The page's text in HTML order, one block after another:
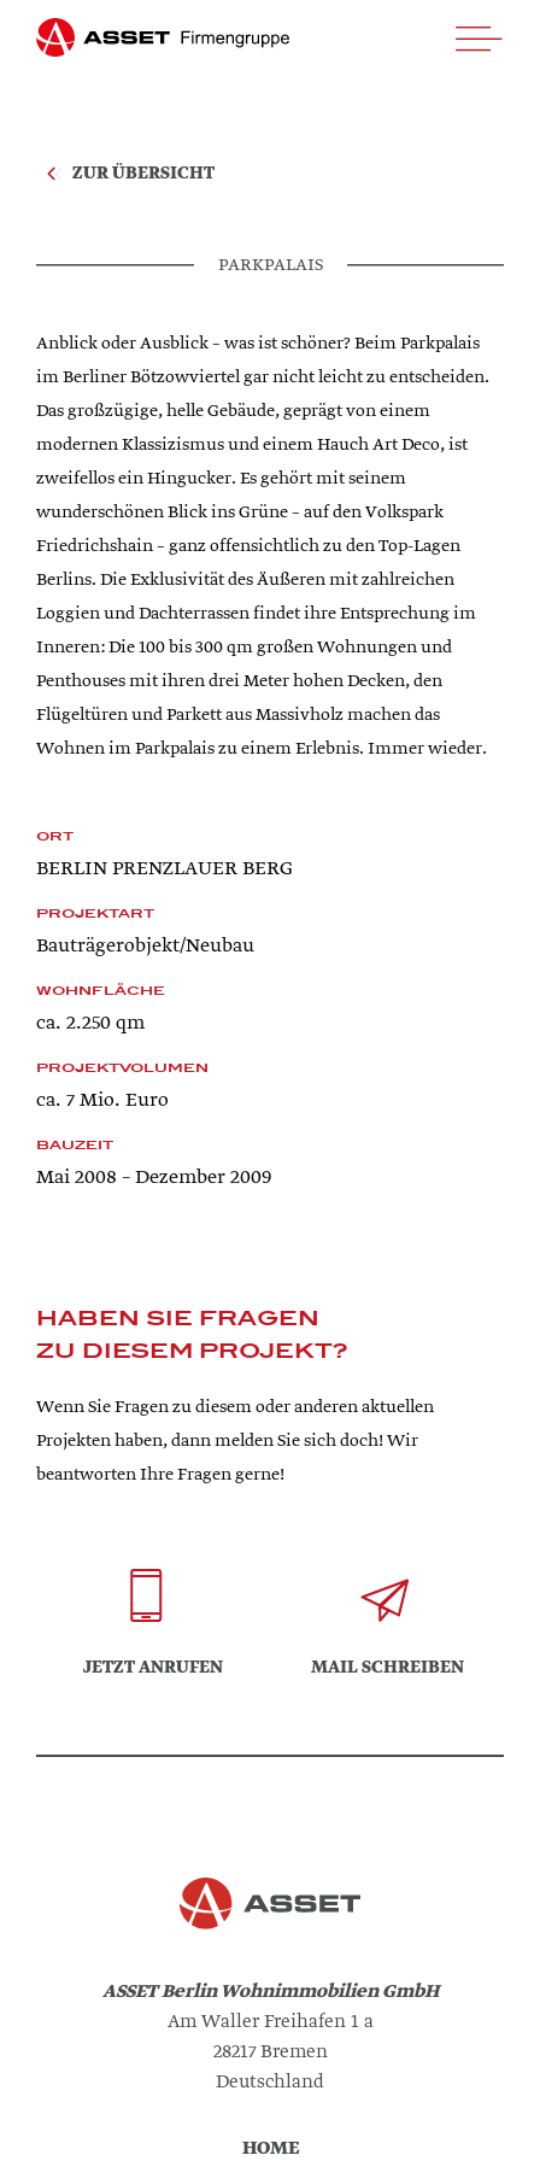
HOME
PROJEKTE
KUNDEN LOGIN
KONTAKT
ZUR ÜBERSICHT
PARKPALAIS
ORT
BERLIN PRENZLAUER BERG
PROJEKTART
Bauträgerobjekt/Neubau
WOHNFLÄCHE
ca. 2.250 qm
PROJEKTVOLUMEN
ca. 7 Mio. Euro
BAUZEIT
Mai 2008 – Dezember 2009
Anblick oder Ausblick – was ist schöner? Beim Parkpalais
im Berliner Bötzowviertel gar nicht leicht zu entscheiden.
Das großzügige, helle Gebäude, geprägt von einem
modernen Klassizismus und einem Hauch Art Deco, ist
zweifellos ein Hingucker. Es gehört mit seinem
wunderschönen Blick ins Grüne – auf den Volkspark
Friedrichshain – ganz offensichtlich zu den Top-Lagen
Berlins. Die Exklusivität des Äußeren mit zahlreichen
Loggien und Dachterrassen findet ihre Entsprechung im
Inneren: Die 100 bis 300 qm großen Wohnungen und
Penthouses mit ihren drei Meter hohen Decken, den
Flügeltüren und Parkett aus Massivholz machen das
Wohnen im Parkpalais zu einem Erlebnis. Immer wieder.
HABEN SIE FRAGEN
ZU DIESEM PROJEKT?
Wenn Sie Fragen zu diesem oder anderen aktuellen
Projekten haben, dann melden Sie sich doch! Wir
beantworten Ihre Fragen gerne!
JETZT ANRUFEN MAIL SCHREIBEN
ASSET Berlin Wohnimmobilien GmbH
Am Waller Freihafen 1 a
28217 Bremen
Deutschland
HOME